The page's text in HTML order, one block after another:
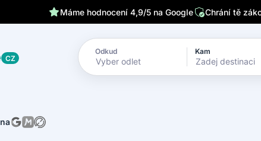
Klientům kryjeme záda 24/7 Píšou o nás přední česká
CZ
Odkud Kam
na